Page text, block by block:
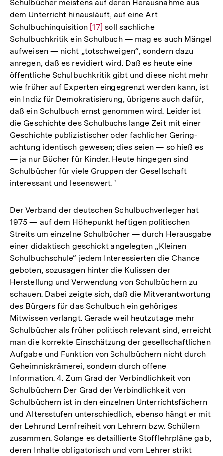
Schulbücher meistens auf deren Herausnahme aus
dem Unterricht hinausläuft, auf eine Art
Schulbuchinquisition Zur
Auflösung
der
Fußnote
[17] soll sachliche
Schulbuchkritik ein Schulbuch — mag es auch Mängel
aufweisen — nicht „totschweigen“, sondern dazu
anregen, daß es revidiert wird. Daß es heute eine
öffentliche Schulbuchkritik gibt und diese nicht mehr
wie früher auf Experten eingegrenzt werden kann, ist
ein Indiz für Demokratisierung, übrigens auch dafür,
daß ein Schulbuch ernst genommen wird. Leider ist
die Geschichte des Schulbuchs lange Zeit mit einer
Geschichte publizistischer oder fachlicher Gering-
achtung identisch gewesen; dies seien — so hieß es
— ja nur Bücher für Kinder. Heute hingegen sind
Schulbücher für viele Gruppen der Gesellschaft
interessant und lesenswert. '
Der Verband der deutschen Schulbuchverleger hat
1975 — auf dem Höhepunkt heftigen politischen
Streits um einzelne Schulbücher — durch Herausgabe
einer didaktisch geschickt angelegten „Kleinen
Schulbuchschule“ jedem Interessierten die Chance
geboten, sozusagen hinter die Kulissen der
Herstellung und Verwendung von Schulbüchern zu
schauen. Dabei zeigte sich, daß die Mitverantwortung
des Bürgers für das Schulbuch ein gehöriges
Mitwissen verlangt. Gerade weil heutzutage mehr
Schulbücher als früher politisch relevant sind, erreicht
man die korrekte Einschätzung der gesellschaftlichen
Aufgabe und Funktion von Schulbüchern nicht durch
Geheimniskrämerei, sondern durch offene
Information. 4. Zum Grad der Verbindlichkeit von
Schulbüchern Der Grad der Verbindlichkeit von
Schulbüchern ist in den einzelnen Unterrichtsfächern
und Altersstufen unterschiedlich, ebenso hängt er mit
der Lehrund Lernfreiheit von Lehrern bzw. Schülern
zusammen. Solange es detaillierte Stofflehrpläne gab,
deren Inhalte obligatorisch und vom Lehrer strikt